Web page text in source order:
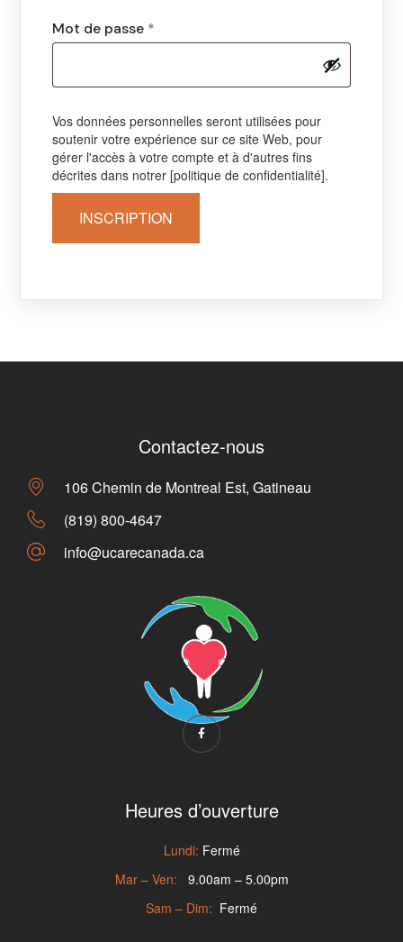
Mot de passe *
Vos données personnelles seront utilisées pour
soutenir votre expérience sur ce site Web, pour
gérer l'accès à votre compte et à d'autres fins
décrites dans notrer [politique de confidentialité].
INSCRIPTION
Contactez-nous
106 Chemin de Montreal Est, Gatineau
(819) 800-4647
info@ucarecanada.ca
Heures d’ouverture
Lundi: Fermé
Mar – Ven: 9.00am – 5.00pm
Sam – Dim: Fermé